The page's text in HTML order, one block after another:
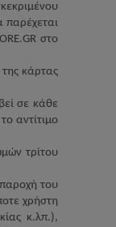
παρέχεται
.GR στο
κάρτας
σε κάθε
αντίτιμο
τρίτου
του
χρήστη
κ.λπ.),